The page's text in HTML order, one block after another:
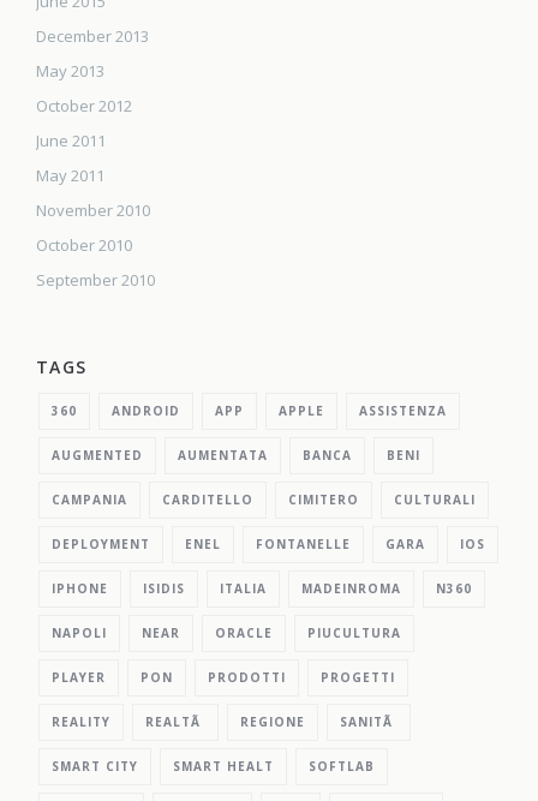
December 2013
May 2013
October 2012
June 2011
May 2011
November 2010
October 2010
September 2010
TAGS
360 ANDROID APP APPLE ASSISTENZA
AUGMENTED AUMENTATA BANCA BENI
CAMPANIA CARDITELLO CIMITERO CULTURALI
DEPLOYMENT ENEL FONTANELLE GARA IOS
IPHONE ISIDIS ITALIA MADEINROMA N360
NAPOLI NEAR ORACLE PIUCULTURA
PLAYER PON PRODOTTI PROGETTI
REALITY REALTÃ REGIONE SANITÃ
SMART CITY SMART HEALT SOFTLAB